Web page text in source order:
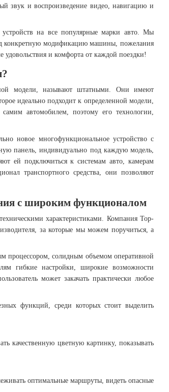
звук и воспроизведение видео, навигацию и
на все популярные марки авто. Мы
конкретную модификацию машины, пожелания
и комфорта от каждой поездки!
модели, называют штатными. Они имеют
идеально подходит к определенной модели,
автомобилем, поэтому его технологии,
новое многофункциональное устройство с
панель, индивидуально под каждую модель,
ей подключиться к системам авто, камерам
транспортного средства, они позволяют
с широким функционалом
характеристиками. Компания Top-
за которые мы можем поручиться, а
процессором, солидным объемом оперативной
гибкие настройки, широкие возможности
может закачать практически любое
функций, среди которых стоит выделить
качественную цветную картинку, показывать
оптимальные маршруты, видеть опасные